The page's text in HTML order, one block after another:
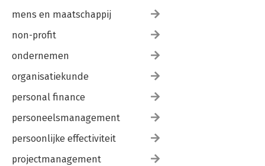
mens en maatschappij
non-profit
ondernemen
organisatiekunde
personal finance
personeelsmanagement
persoonlijke effectiviteit
projectmanagement